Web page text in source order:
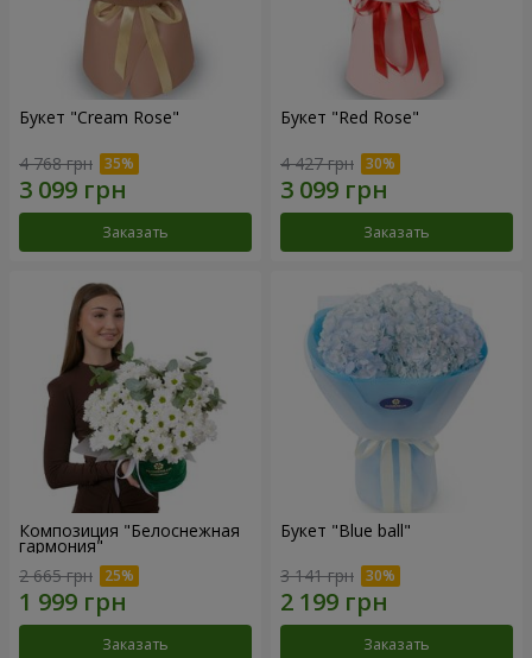
Букет "Cream Rose"
4 768 грн
Заказать
Букет "Red Rose"
4 427 грн
Заказать
Композиция "Белоснежная
гармония"
2 665 грн
Заказать
Букет "Blue ball"
3 141 грн
Заказать